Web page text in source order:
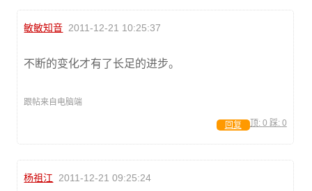
敏敏知音 2011-12-21 10:25:37
不断的变化才有了长足的进步。
跟帖来自电脑端
顶: 0 踩: 0
回复
杨祖江 2011-12-21 09:25:24